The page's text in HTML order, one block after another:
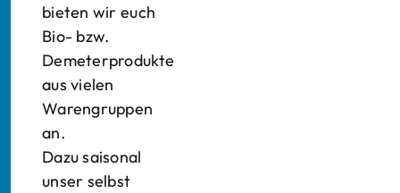
bieten wir euch
Bio- bzw.
Demeterprodukte
aus vielen
Warengruppen
an.
Dazu saisonal
unser selbst